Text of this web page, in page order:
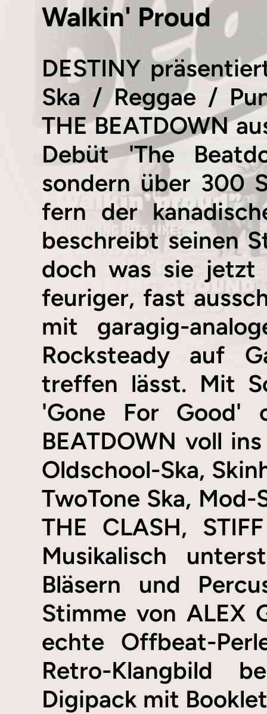
Walkin' Proud
DESTINY
Ska / Reggae /
THE BEATDOWN
Debüt 'The
sondern über 300
fern der
beschreibt seinen
doch was sie jetzt
feuriger, fast
mit garagig-
Rocksteady auf
treffen lässt. Mit
'Gone For Good'
BEATDOWN voll
Oldschool-Ska,
TwoTone Ska,
THE CLASH,
Musikalisch
Bläsern und
Stimme von ALEX
echte Offbeat-
Retro-Klangbild
Digipack mit